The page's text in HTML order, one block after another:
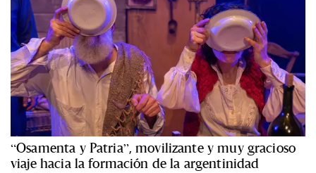
“Osamenta y Patria”, movilizante y muy gracioso
viaje hacia la formación de la argentinidad